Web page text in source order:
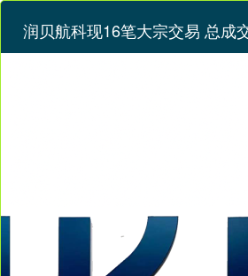
润贝航科现16笔大宗交易 总成